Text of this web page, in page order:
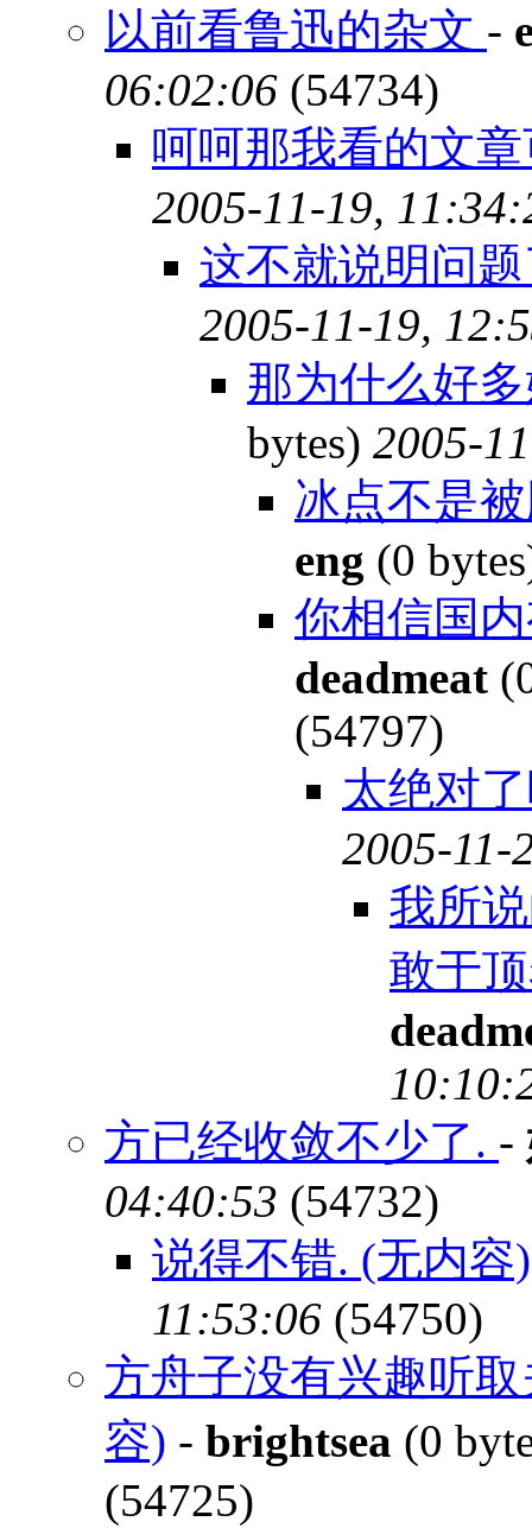
以前看鲁迅的杂文 -
06:02:06 (54734)
呵呵那我看的文
2005-11-19,
这不就说明问
2005-11-19,
那为什么好
bytes) 2005-
冰点不是
eng (0
你相信国
deadmeat
(54797)
太绝对
2005-11-
我所
敢于
方已经收敛不少了. -
04:40:53 (54732)
说得不错. (无内容)
11:53:06 (54750)
方舟子没有兴趣听
容) - brightsea (0
(54725)